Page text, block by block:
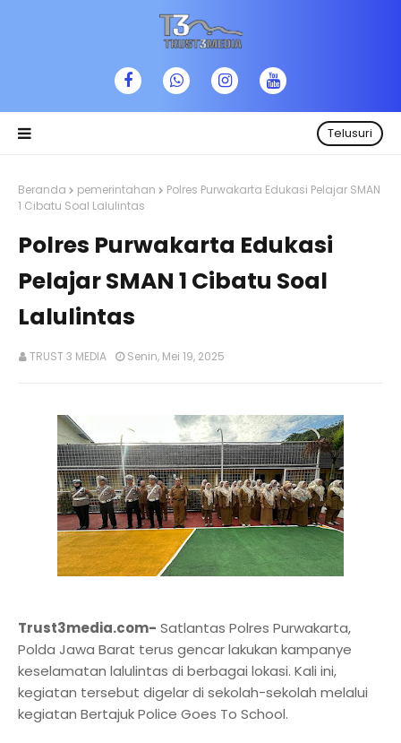
Telusuri
Beranda pemerintahan
Polres Purwakarta Edukasi Pelajar SMAN
1 Cibatu Soal Lalulintas
Polres Purwakarta Edukasi
Pelajar SMAN 1 Cibatu Soal
Lalulintas
TRUST 3 MEDIA Senin, Mei 19, 2025
Trust3media.com- Satlantas Polres Purwakarta,
Polda Jawa Barat terus gencar lakukan kampanye
keselamatan lalulintas di berbagai lokasi. Kali ini,
kegiatan tersebut digelar di sekolah-sekolah melalui
kegiatan Bertajuk Police Goes To School.